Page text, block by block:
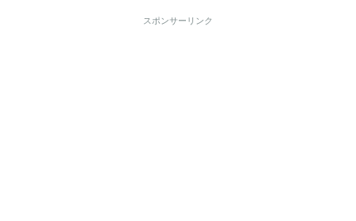
スポンサーリンク